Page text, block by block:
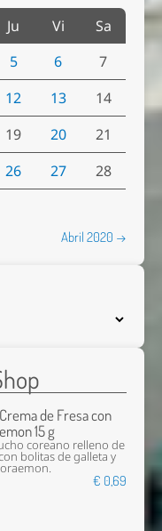
Ju Vi
Sa
5 6
7
12 13
14
19 20
21
26 27
28
Abril 2020 →
de Fresa con
15 g
coreano relleno de
bolitas de galleta y
€ 0,69